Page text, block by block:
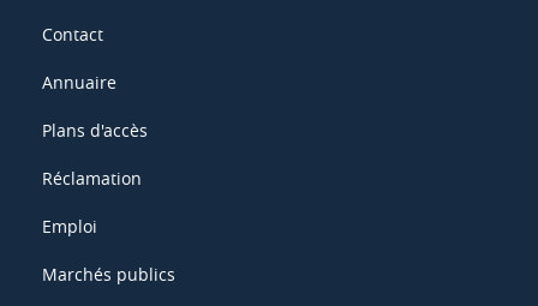
Contact
Annuaire
Plans d'accès
Réclamation
Emploi
Marchés publics